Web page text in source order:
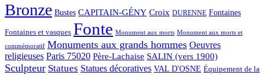
Bronze Bustes CAPITAIN-GÉNY Croix DURENNE Fontaines
Fontaines et vasques Fonte Monument aux morts Monument aux morts et
commémoratif Monuments aux grands hommes Oeuvres
religieuses Paris 75020 Père-Lachaise SALIN (vers 1900)
Sculpteur Statues Statues décoratives VAL D'OSNE Équipement de la